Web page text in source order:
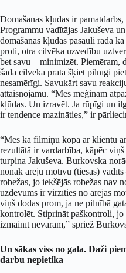
Domāšanas kļūdas ir
Programmu vadītājas Jakuševa
domāšanas kļūdas pasauli rāda
proti, otra cilvēka uzvedību
bet savu – minimizēt. Piemēram,
šāda cilvēka prātā šķiet pilnīgi
nesamērīgi. Savukārt savu
attaisnojamu. “Mēs mēģinām
kļūdas. Un izravēt. Ja rūpīgi un
ir tendence mazināties,” ir
“Mēs kā filmiņu kopā ar klientu
rezultātā ir vardarbība, kāpēc
turpina Jakuševa. Burkovska
nonāk ārēju motīvu (tiesas)
robežas, jo iekšējās robežas nav
uzdevums ir virzīties no ārējās
viņš dodas prom, ja ne pilnībā
kontrolēt. Stiprināt paškontroli, jo
izmainīt nevaram,” spriež
Un sākas viss no gala. Daži
darbu nepietika